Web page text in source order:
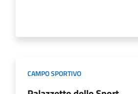
CAMPO SPORTIVO